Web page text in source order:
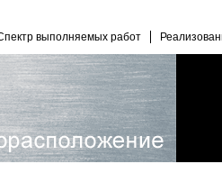
выполняемых работ